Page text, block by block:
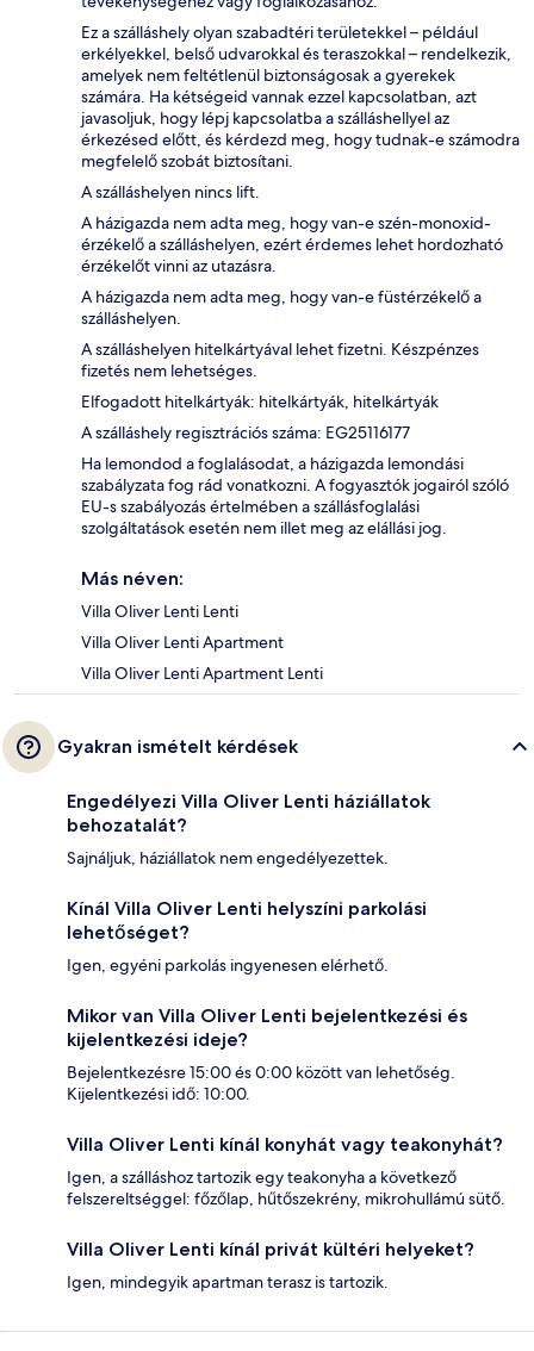
Ez a szálláshely olyan szabadtéri területekkel – például
erkélyekkel, belső udvarokkal és teraszokkal – rendelkezik,
amelyek nem feltétlenül biztonságosak a gyerekek
számára. Ha kétségeid vannak ezzel kapcsolatban, azt
javasoljuk, hogy lépj kapcsolatba a szálláshellyel az
érkezésed előtt, és kérdezd meg, hogy tudnak-e számodra
megfelelő szobát biztosítani.
A szálláshelyen nincs lift.
A házigazda nem adta meg, hogy van-e szén-monoxid-
érzékelő a szálláshelyen, ezért érdemes lehet hordozható
érzékelőt vinni az utazásra.
A házigazda nem adta meg, hogy van-e füstérzékelő a
szálláshelyen.
A szálláshelyen hitelkártyával lehet fizetni. Készpénzes
fizetés nem lehetséges.
Elfogadott hitelkártyák: hitelkártyák, hitelkártyák
A szálláshely regisztrációs száma: EG25116177
Ha lemondod a foglalásodat, a házigazda lemondási
szabályzata fog rád vonatkozni. A fogyasztók jogairól szóló
EU-s szabályozás értelmében a szállásfoglalási
szolgáltatások esetén nem illet meg az elállási jog.
Más néven:
Villa Oliver Lenti Lenti
Villa Oliver Lenti Apartment
Villa Oliver Lenti Apartment Lenti
Gyakran ismételt kérdések
Engedélyezi Villa Oliver Lenti háziállatok
behozatalát?
Sajnáljuk, háziállatok nem engedélyezettek.
Kínál Villa Oliver Lenti helyszíni parkolási
lehetőséget?
Igen, egyéni parkolás ingyenesen elérhető.
Mikor van Villa Oliver Lenti bejelentkezési és
kijelentkezési ideje?
Bejelentkezésre 15:00 és 0:00 között van lehetőség.
Kijelentkezési idő: 10:00.
Villa Oliver Lenti kínál konyhát vagy teakonyhát?
Igen, a szálláshoz tartozik egy teakonyha a következő
felszereltséggel: főzőlap, hűtőszekrény, mikrohullámú sütő.
Villa Oliver Lenti kínál privát kültéri helyeket?
Igen, mindegyik apartman terasz is tartozik.